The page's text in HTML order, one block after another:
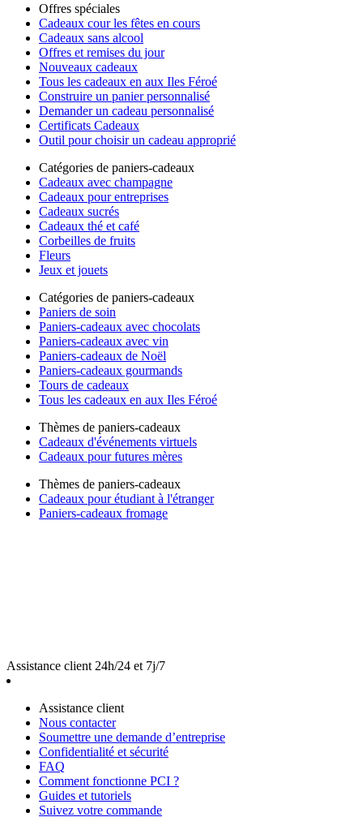
Offres spéciales
Cadeaux cour les fêtes en cours
Cadeaux sans alcool
Offres et remises du jour
Nouveaux cadeaux
Tous les cadeaux en aux Iles Féroé
Construire un panier personnalisé
Demander un cadeau personnalisé
Certificats Cadeaux
Outil pour choisir un cadeau approprié
Catégories de paniers-cadeaux
Cadeaux avec champagne
Cadeaux pour entreprises
Cadeaux sucrés
Cadeaux thé et café
Corbeilles de fruits
Fleurs
Jeux et jouets
Catégories de paniers-cadeaux
Paniers de soin
Paniers-cadeaux avec chocolats
Paniers-cadeaux avec vin
Paniers-cadeaux de Noël
Paniers-cadeaux gourmands
Tours de cadeaux
Tous les cadeaux en aux Iles Féroé
Thèmes de paniers-cadeaux
Cadeaux d'événements virtuels
Cadeaux pour futures mères
Thèmes de paniers-cadeaux
Cadeaux pour étudiant à l'étranger
Paniers-cadeaux fromage
Assistance client 24h/24 et 7j/7
Assistance client
Nous contacter
Soumettre une demande d’entreprise
Confidentialité et sécurité
FAQ
Comment fonctionne PCI ?
Guides et tutoriels
Suivez votre commande